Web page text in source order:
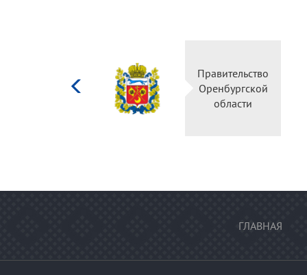
культуры
Российской
Правительство
Оренбургской
области
ГЛАВНАЯ